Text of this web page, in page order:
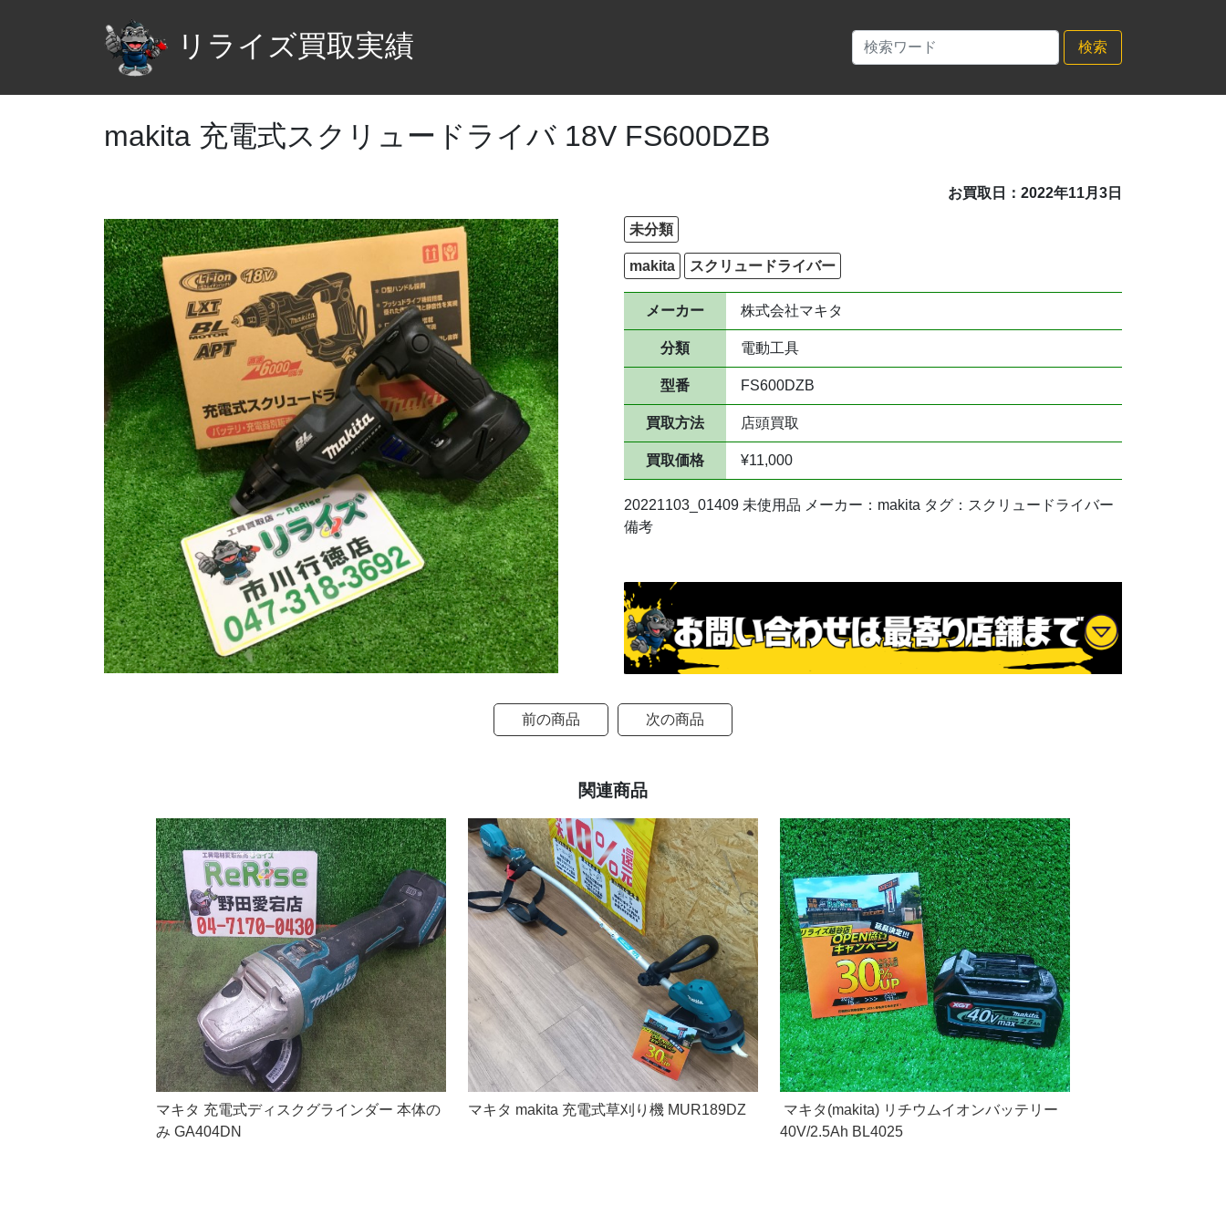
リライズ買取実績 検索
makita 充電式スクリュードライバ 18V FS600DZB
お買取日：2022年11月3日
未分類
makita スクリュードライバー
メーカー 株式会社マキタ
分類 電動工具
型番 FS600DZB
買取方法 店頭買取
買取価格 ¥11,000
20221103_01409 未使用品 メーカー：makita タグ：スクリュードライバー
備考
前の商品 次の商品
関連商品
マキタ 充電式ディスクグラインダー 本体の
み GA404DN
マキタ makita 充電式草刈り機 MUR189DZ
マキタ(makita) リチウムイオンバッテリー
40V/2.5Ah BL4025